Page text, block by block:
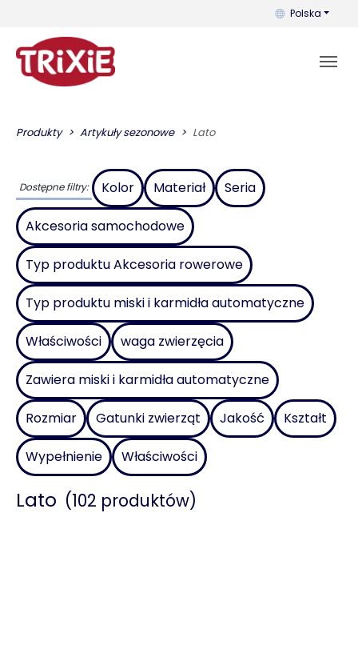
Możesz
Polska
Produkty Artykuły sezonowe Lato
Dostępne filtry: Kolor Materiał Seria
Akcesoria samochodowe
Typ produktu Akcesoria rowerowe
Typ produktu miski i karmidła automatyczne
Właściwości waga zwierzęcia
Zawiera miski i karmidła automatyczne
Rozmiar Gatunki zwierząt Jakość Kształt
Wypełnienie Właściwości
Lato (102 produktów)